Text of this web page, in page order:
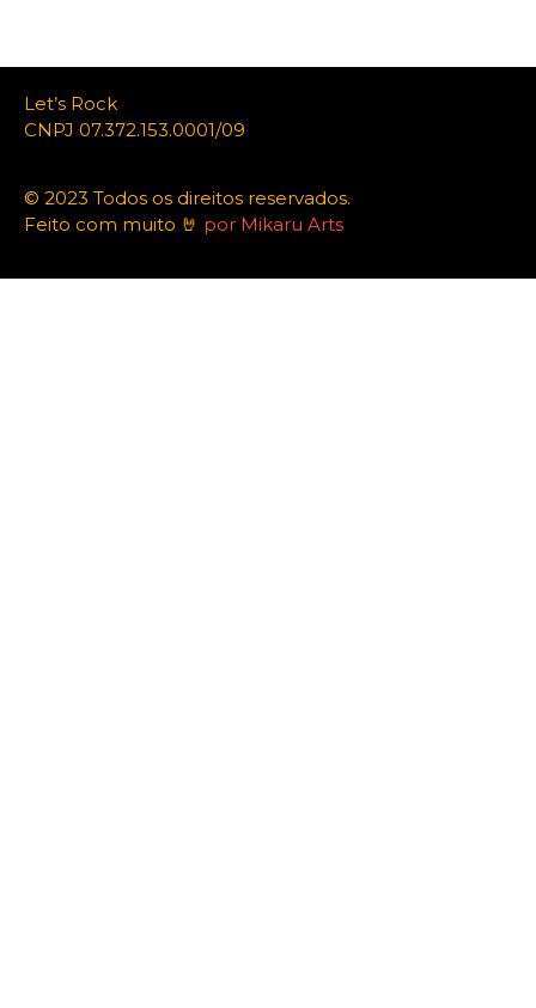
Let’s Rock
CNPJ 07.372.153.0001/09
© 2023 Todos os direitos reservados.
Feito com muito 🤘 por Mikaru Arts